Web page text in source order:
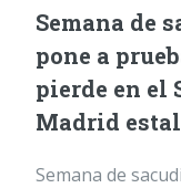
Semana de
pone a
pierde en el
Madrid
Semana de